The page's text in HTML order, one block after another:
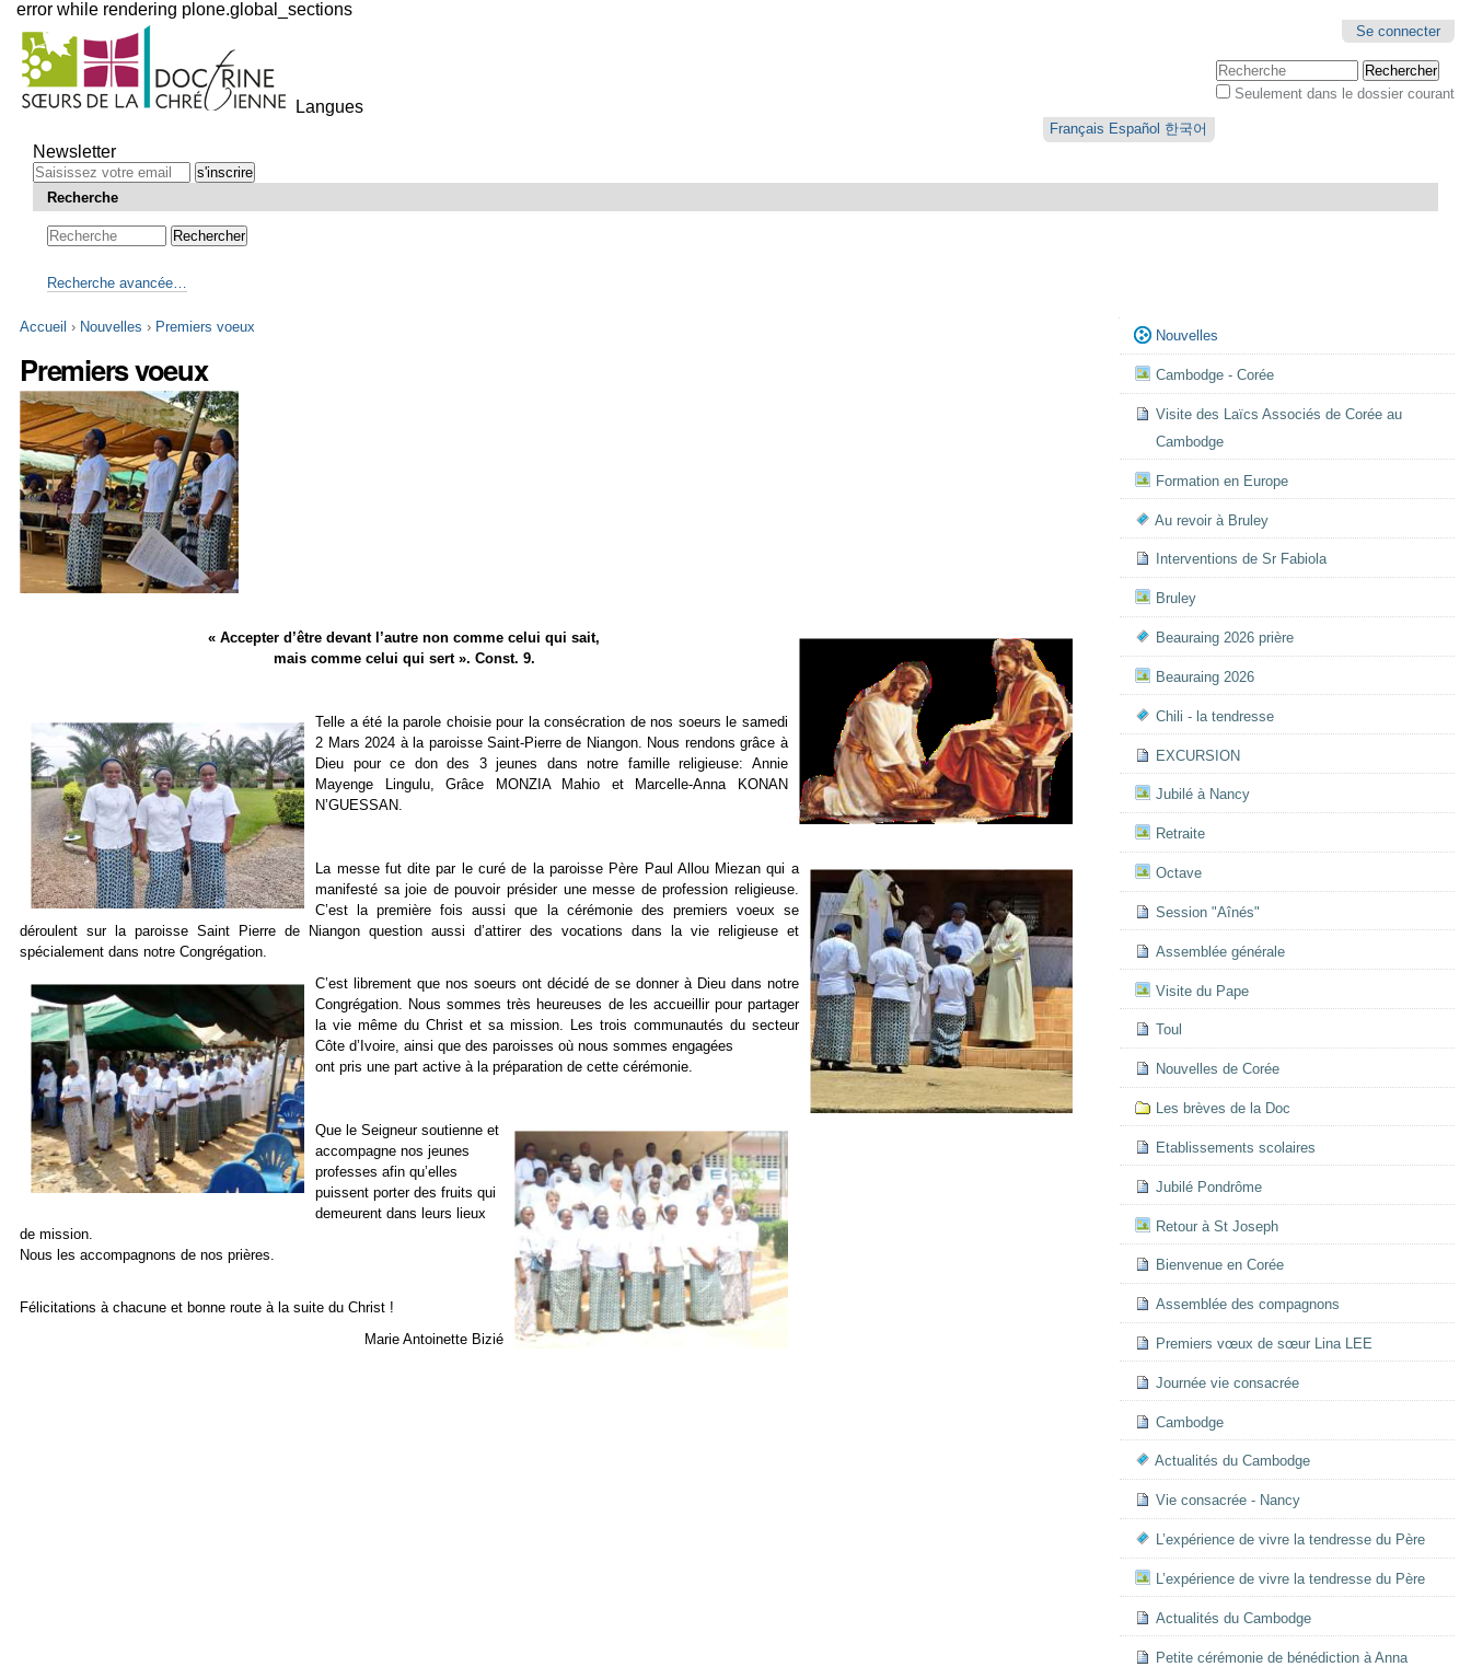
error while rendering plone.global_sections
Outils
personnels
Se connecter
Chercher par
Seulement dans le dossier courant
Langues
Français Español 한국어
au
contenu.
Aller
Newsletter
Recherche
Recherche avancée…
Accueil › Nouvelles › Premiers voeux
Premiers voeux
« Accepter d’être devant l’autre non comme celui qui sait,
mais comme celui qui sert ». Const. 9.
Telle a été la parole choisie pour la consécration de nos soeurs le samedi
2 Mars 2024 à la paroisse Saint-Pierre de Niangon. Nous rendons grâce à
Dieu pour ce don des 3 jeunes dans notre famille religieuse: Annie
Mayenge Lingulu, Grâce MONZIA Mahio et Marcelle-Anna KONAN
N’GUESSAN.
La messe fut dite par le curé de la paroisse Père Paul Allou Miezan qui a
manifesté sa joie de pouvoir présider une messe de profession religieuse.
C’est la première fois aussi que la cérémonie des premiers voeux se
déroulent sur la paroisse Saint Pierre de Niangon question aussi d’attirer des vocations dans la vie religieuse et
spécialement dans notre Congrégation.
C’est librement que nos soeurs ont décidé de se donner à Dieu dans notre
Congrégation. Nous sommes très heureuses de les accueillir pour partager
la vie même du Christ et sa mission. Les trois communautés du secteur
Côte d’Ivoire, ainsi que des paroisses où nous sommes engagées
ont pris une part active à la préparation de cette cérémonie.
Que le Seigneur soutienne et
accompagne nos jeunes
professes afin qu’elles
puissent porter des fruits qui
demeurent dans leurs lieux
de mission.
Nous les accompagnons de nos prières.
Félicitations à chacune et bonne route à la suite du Christ !
Marie Antoinette Bizié
Navigation
Nouvelles
Cambodge - Corée
Visite des Laïcs Associés de Corée au
Cambodge
Formation en Europe
Au revoir à Bruley
Interventions de Sr Fabiola
Bruley
Beauraing 2026 prière
Beauraing 2026
Chili - la tendresse
EXCURSION
Jubilé à Nancy
Retraite
Octave
Session "Aînés"
Assemblée générale
Visite du Pape
Toul
Nouvelles de Corée
Les brèves de la Doc
Etablissements scolaires
Jubilé Pondrôme
Retour à St Joseph
Bienvenue en Corée
Assemblée des compagnons
Premiers vœux de sœur Lina LEE
Journée vie consacrée
Cambodge
Actualités du Cambodge
Vie consacrée - Nancy
L’expérience de vivre la tendresse du Père
L’expérience de vivre la tendresse du Père
Actualités du Cambodge
Petite cérémonie de bénédiction à Anna